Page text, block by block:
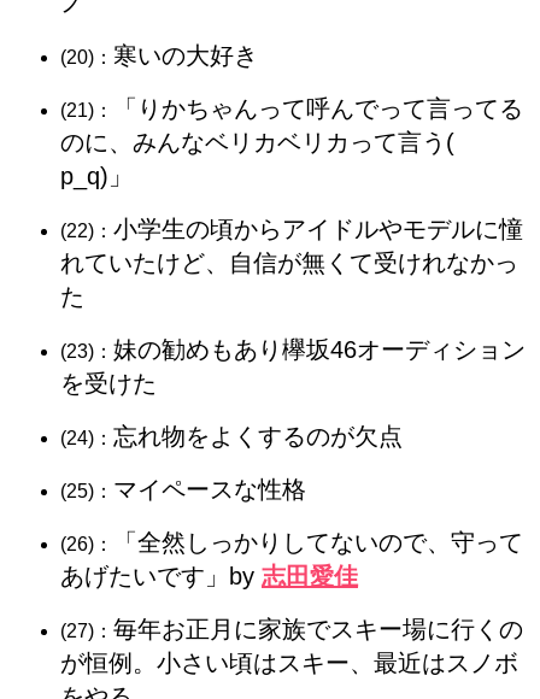
(20)： 寒いの大好き
(21)：
「りかちゃんって呼んでって言ってる
のに、みんなベリカベリカって言う(
p_q)」
(22)： 小学生の頃からアイドルやモデルに憧
れていたけど、自信が無くて受けれなかっ
た
(23)： 妹の勧めもあり欅坂46オーディション
を受けた
(24)： 忘れ物をよくするのが欠点
(25)： マイペースな性格
(26)：
「全然しっかりしてないので、守って
あげたいです」by 志田愛佳
(27)： 毎年お正月に家族でスキー場に行くの
が恒例。小さい頃はスキー、最近はスノボ